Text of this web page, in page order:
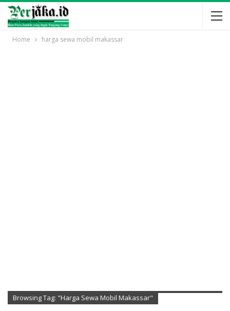
Home harga sewa mobil makassar
Browsing Tag: "harga Sewa Mobil Makassar"